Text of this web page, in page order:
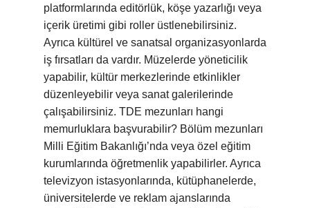
platformlarında editörlük, köşe yazarlığı veya
içerik üretimi gibi roller üstlenebilirsiniz.
Ayrıca kültürel ve sanatsal organizasyonlarda
iş fırsatları da vardır. Müzelerde yöneticilik
yapabilir, kültür merkezlerinde etkinlikler
düzenleyebilir veya sanat galerilerinde
çalışabilirsiniz. TDE mezunları hangi
memurluklara başvurabilir? Bölüm mezunları
Milli Eğitim Bakanlığı’nda veya özel eğitim
kurumlarında öğretmenlik yapabilirler. Ayrıca
televizyon istasyonlarında, kütüphanelerde,
üniversitelerde ve reklam ajanslarında